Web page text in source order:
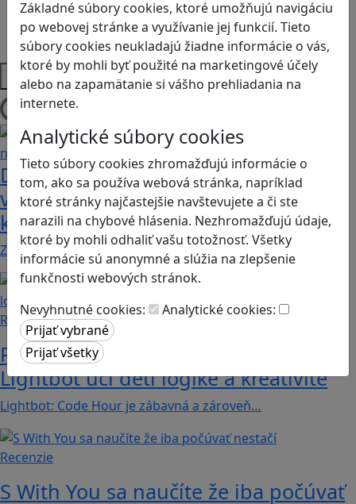
Základné súbory cookies, ktoré umožňujú navigáciu
po webovej stránke a využívanie jej funkcií. Tieto
súbory cookies neukladajú žiadne informácie o vás,
ktoré by mohli byť použité na marketingové účely
alebo na zapamätanie si vášho prehliadania na
internete.
Analytické súbory cookies
Tieto súbory cookies zhromažďujú informácie o
tom, ako sa používa webová stránka, napríklad
ktoré stránky najčastejšie navštevujete a či ste
narazili na chybové hlásenia. Nezhromažďujú údaje,
ktoré by mohli odhaliť vašu totožnosť. Všetky
informácie sú anonymné a slúžia na zlepšenie
funkčnosti webových stránok.
Nevyhnutné cookies:
Analytické cookies:
Strategické myslenie
Zdravie a pohyb
Platformy
Dobrodružstvá Mimi a Lízy vo
videohre? Dvojica neoddeliteľných
kamarátok už aj ako herné postavy
Značku Mimi a Líza by sme mohli označiť priam za…
Recenzie
Prvé kroky do sveta programovania:
Lightbot učí deti logike a kreativite
Lightbot: Code Hour je zábavná a zároveň…
Recenzie
S With You sa naučíte že iba počúvať